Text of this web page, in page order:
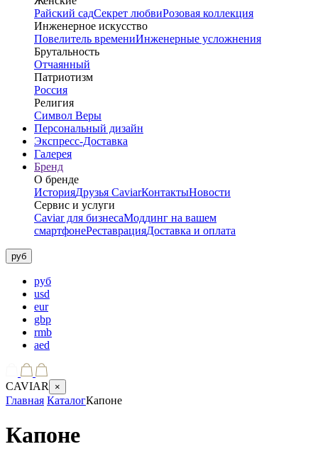
Райский садСекрет любвиРозовая коллекция
Инженерное искусство
Повелитель времениИнженерные усложнения
Брутальность
Отчаянный
Патриотизм
Россия
Религия
Символ Веры
Персональный дизайн
Экспресс-Доставка
Галерея
Бренд
О бренде
ИсторияДрузья CaviarКонтактыНовости
Сервис и услуги
Caviar для бизнесаМоддинг на вашем
смартфонеРеставрацияДоставка и оплата
руб
руб
usd
eur
gbp
rmb
aed
CAVIAR ×
Главная КаталогКапоне
Капоне